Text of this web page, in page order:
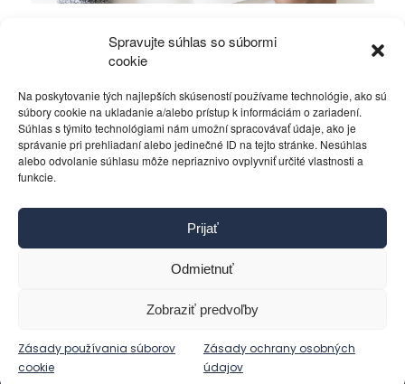
Spravujte súhlas so súbormi
cookie
Na poskytovanie tých najlepších skúseností používame technológie, ako sú
súbory cookie na ukladanie a/alebo prístup k informáciám o zariadení.
Súhlas s týmito technológiami nám umožní spracovávať údaje, ako je
správanie pri prehliadaní alebo jedinečné ID na tejto stránke. Nesúhlas
alebo odvolanie súhlasu môže nepriaznivo ovplyvniť určité vlastnosti a
funkcie.
Prijať
Odmietnuť
Zobraziť predvoľby
Zásady používania súborov
cookie
Zásady ochrany osobných
údajov
Gerasimovom?
Politika 4. decembra 2023
Kontakt
Pravidlá používania
Ochrana osobných údajov